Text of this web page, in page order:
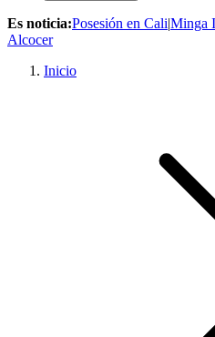
Es noticia:Posesión en Cali|Minga
Alcocer
Inicio